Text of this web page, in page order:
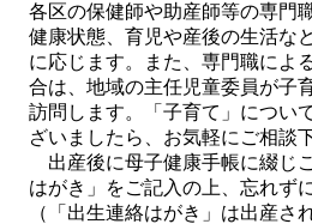
各区の保健師や助産師等の専門
健康状態、育児や産後の生活な
に応じます。また、専門職によ
合は、地域の主任児童委員が子
訪問します。「子育て」につい
ざいましたら、お気軽にご相談
出産後に母子健康手帳に綴じ
はがき」をご記入の上、忘れず
（「出生連絡はがき」は出産さ